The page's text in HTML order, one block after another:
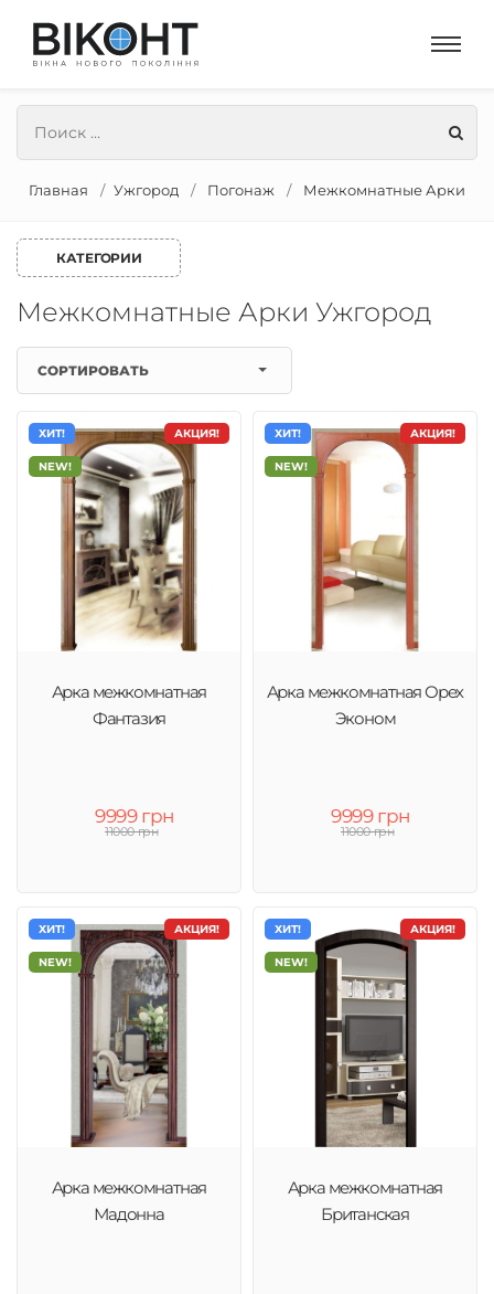
Главная Ужгород Погонаж Межкомнатные Арки
КАТЕГОРИИ
Межкомнатные Арки Ужгород
СОРТИРОВАТЬ
АКЦИЯ!
ХИТ!
NEW!
Арка межкомнатная
Фантазия
9999 грн
11000 грн
АКЦИЯ!
ХИТ!
NEW!
Арка межкомнатная Орех
Эконом
9999 грн
11000 грн
АКЦИЯ!
ХИТ!
NEW!
Арка межкомнатная
Мадонна
АКЦИЯ!
ХИТ!
NEW!
Арка межкомнатная
Британская